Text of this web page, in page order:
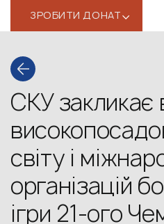
ЗРОБИТИ ДОНАТ‹
СКУ закликає
світу і
організацій
ігри 21-ого